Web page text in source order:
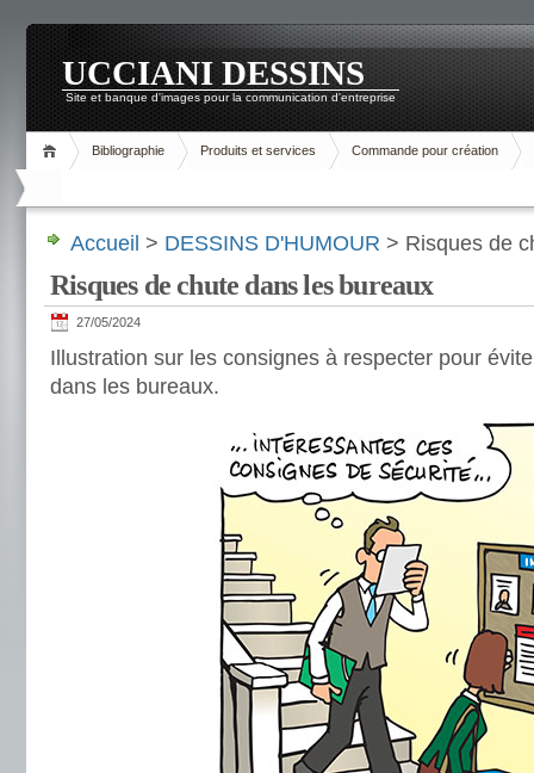
UCCIANI DESSINS
Site et banque d'images pour la communication d'entreprise
Bibliographie Produits et services Commande pour création
Accueil > DESSINS D'HUMOUR > Risques de
Risques de chute dans les bureaux
27/05/2024
Illustration sur les consignes à respecter pour
dans les bureaux.